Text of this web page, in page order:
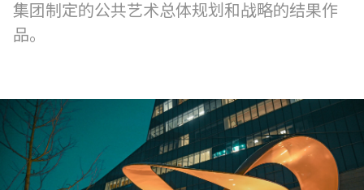
集团制定的公共艺术总体规划和战略的结果作
品。